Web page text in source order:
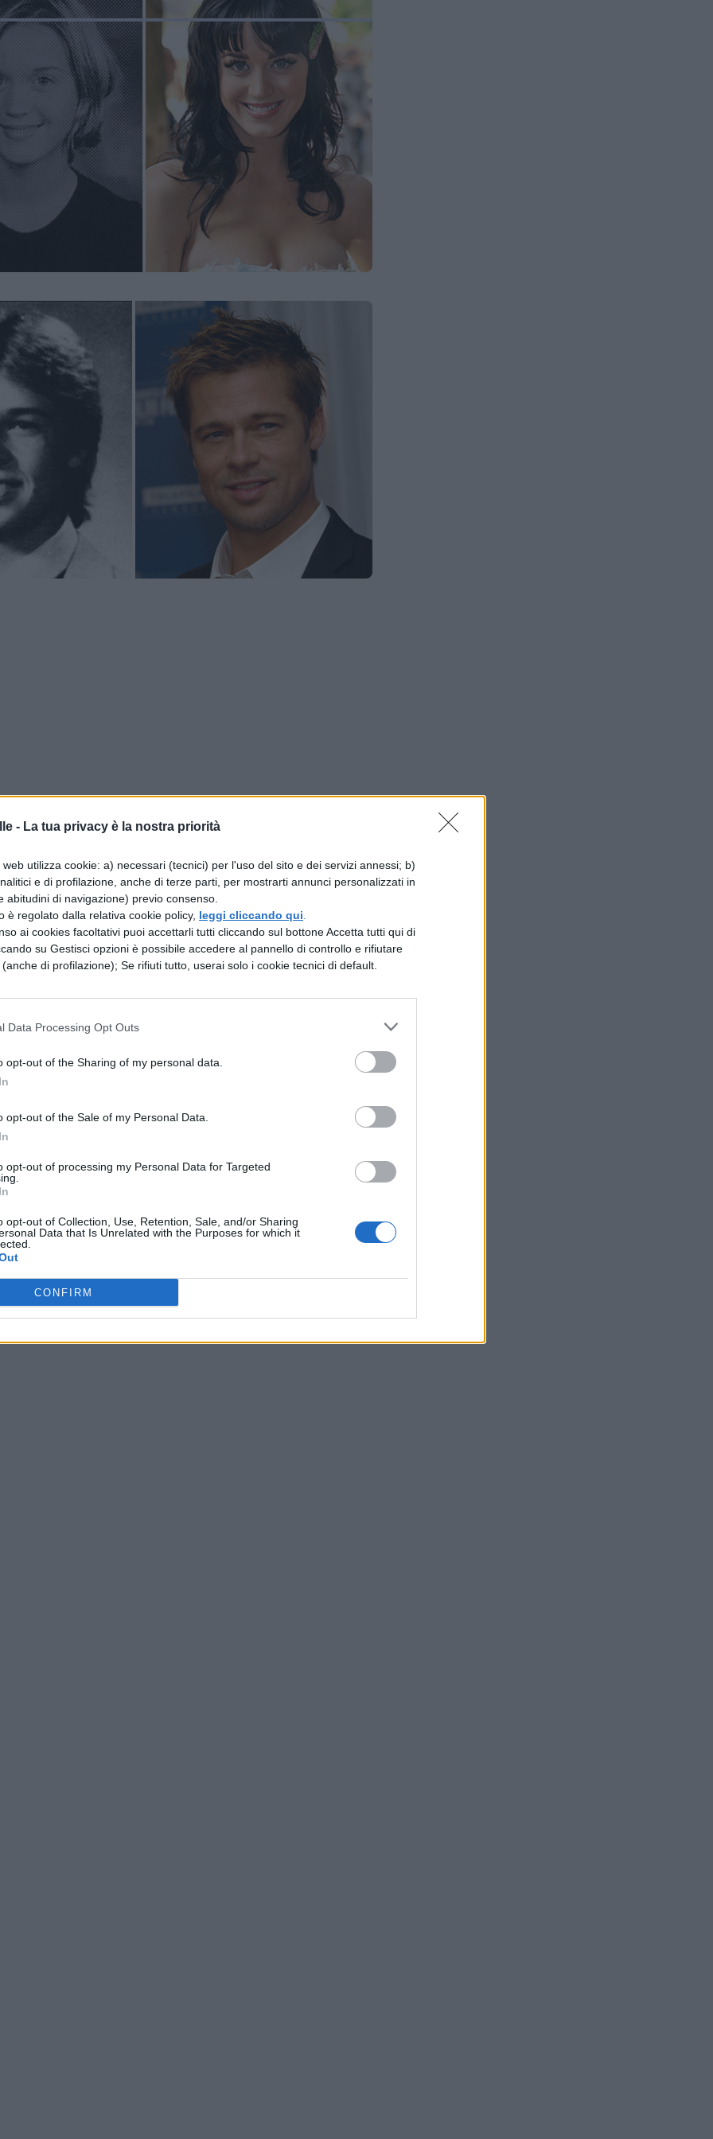
- La tua privacy è la nostra priorità
utilizza cookie: a) necessari (tecnici) per l'uso del sito e dei servizi annessi; b)
e di profilazione, anche di terze parti, per mostrarti annunci personalizzati in
abitudini di navigazione) previo consenso.
è regolato dalla relativa cookie policy, leggi cliccando qui
ai cookies facoltativi puoi accettarli tutti cliccando sul bottone Accetta tutti qui di
su Gestisci opzioni è possibile accedere al pannello di controllo e rifiutare
di profilazione); Se rifiuti tutto, userai solo i cookie tecnici di default.
Data Processing Opt Outs
opt-out of the Sharing of my personal data.
opt-out of the Sale of my Personal Data.
opt-out of processing my Personal Data for Targeted
opt-out of Collection, Use, Retention, Sale, and/or Sharing
Data that Is Unrelated with the Purposes for which it
CONFIRM